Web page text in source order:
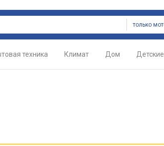
только
техника Климат Дом